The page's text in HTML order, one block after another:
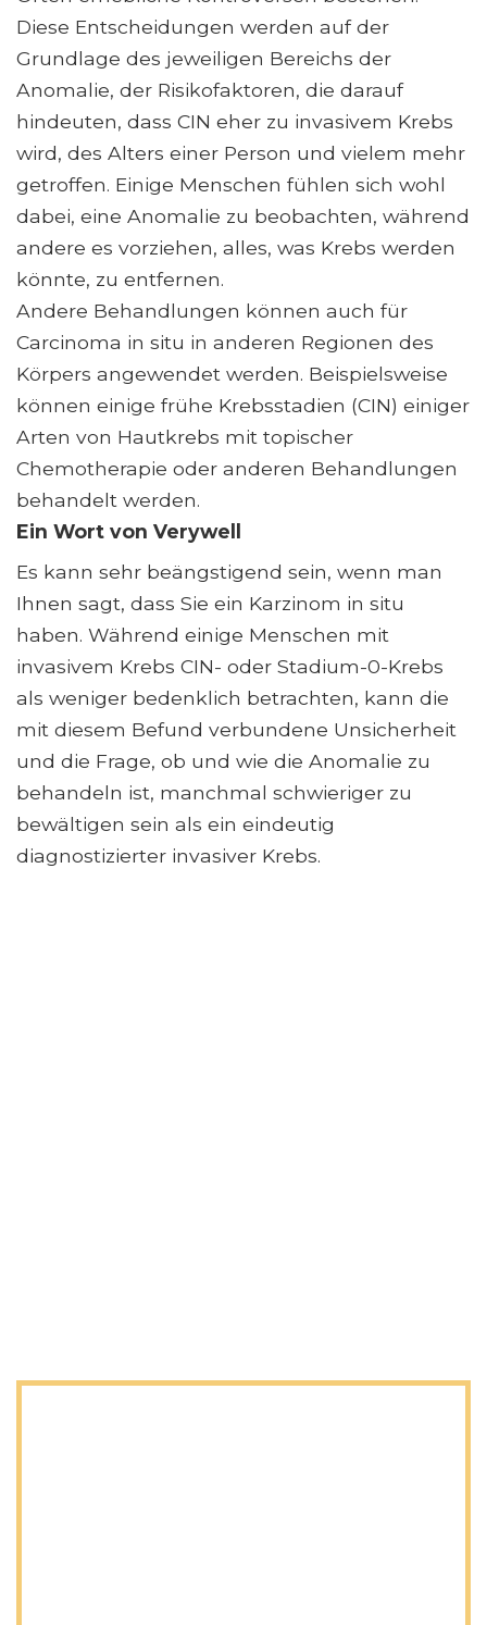
Diese Entscheidungen werden auf der
Grundlage des jeweiligen Bereichs der
Anomalie, der Risikofaktoren, die darauf
hindeuten, dass CIN eher zu invasivem Krebs
wird, des Alters einer Person und vielem mehr
getroffen. Einige Menschen fühlen sich wohl
dabei, eine Anomalie zu beobachten, während
andere es vorziehen, alles, was Krebs werden
könnte, zu entfernen.
Andere Behandlungen können auch für
Carcinoma in situ in anderen Regionen des
Körpers angewendet werden. Beispielsweise
können einige frühe Krebsstadien (CIN) einiger
Arten von Hautkrebs mit topischer
Chemotherapie oder anderen Behandlungen
behandelt werden.
Ein Wort von Verywell
Es kann sehr beängstigend sein, wenn man
Ihnen sagt, dass Sie ein Karzinom in situ
haben. Während einige Menschen mit
invasivem Krebs CIN- oder Stadium-0-Krebs
als weniger bedenklich betrachten, kann die
mit diesem Befund verbundene Unsicherheit
und die Frage, ob und wie die Anomalie zu
behandeln ist, manchmal schwieriger zu
bewältigen sein als ein eindeutig
diagnostizierter invasiver Krebs.